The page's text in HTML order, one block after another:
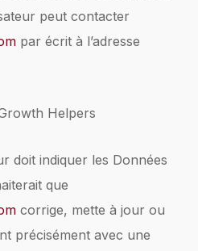
peut contacter
par écrit à l’adresse
Helpers
doit indiquer les Données
que
corrige, mette à jour ou
précisément avec une